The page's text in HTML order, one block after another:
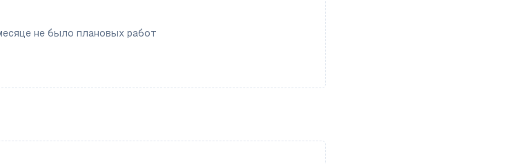
не было плановых работ